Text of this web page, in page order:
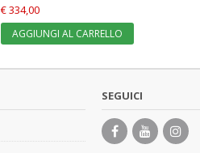
€ 334,00
AGGIUNGI AL CARRELLO
SEGUICI